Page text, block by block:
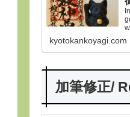
kyotokankoyagi.com
加筆修正/